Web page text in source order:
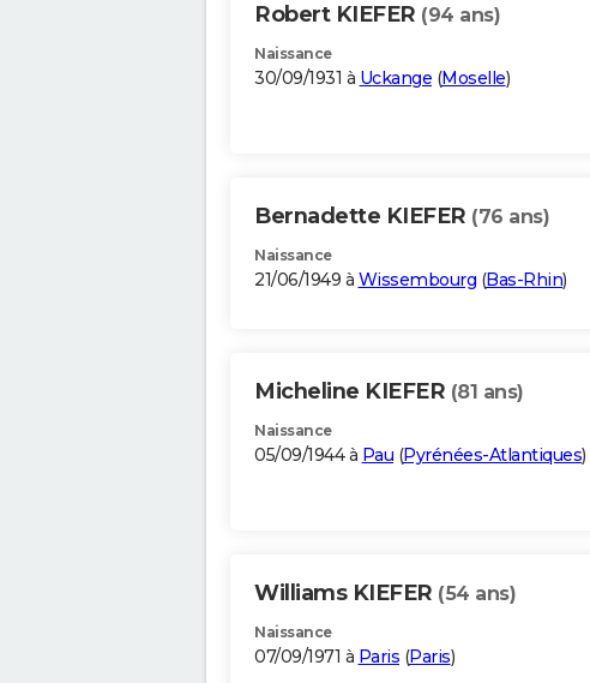
Robert KIEFER (94 ans)
Naissance
30/09/1931 à Uckange (Moselle)
Bernadette KIEFER (76 ans)
Naissance
21/06/1949 à Wissembourg (Bas-Rhin)
Micheline KIEFER (81 ans)
Naissance
05/09/1944 à Pau (Pyrénées-Atlantiques)
Williams KIEFER (54 ans)
Naissance
07/09/1971 à Paris (Paris)